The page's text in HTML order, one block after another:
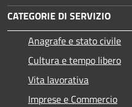
CATEGORIE DI SERVIZIO
Anagrafe e stato civile
Cultura e tempo libero
Vita lavorativa
Imprese e Commercio